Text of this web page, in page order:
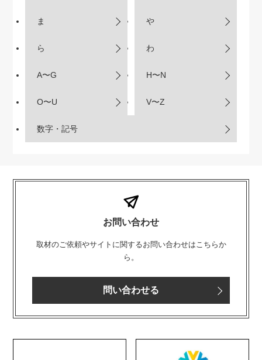
ま や
ら わ
A〜G H〜N
O〜U V〜Z
数字・記号
お問い合わせ
取材のご依頼やサイトに関するお問い合わせはこちらか
ら。
問い合わせる